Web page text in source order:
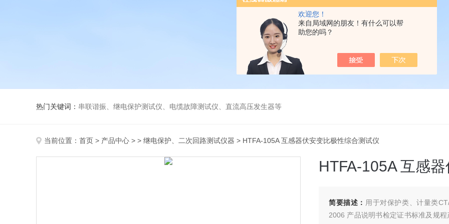
欢迎您！
来自局域网的朋友！有什么可以帮
助您的吗？
热门关键词： 串联谐振、继电保护测试仪、电缆故障测试仪、直流高压发生器等
当前位置： 首页 > 产品中心 > > 继电保护、二次回路测试仪器 > HTFA-105A 互感器伏安变比极性综合测试仪
HTFA-105A 互感
简要描述： 用于对保护类、计量类
2006 产品说明书检定证书标准及规